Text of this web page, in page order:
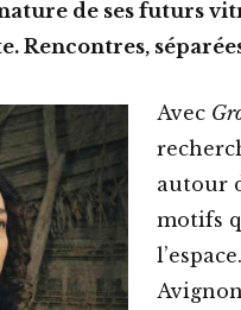
de ses futurs
Rencontres,
Avec
autour
motifs